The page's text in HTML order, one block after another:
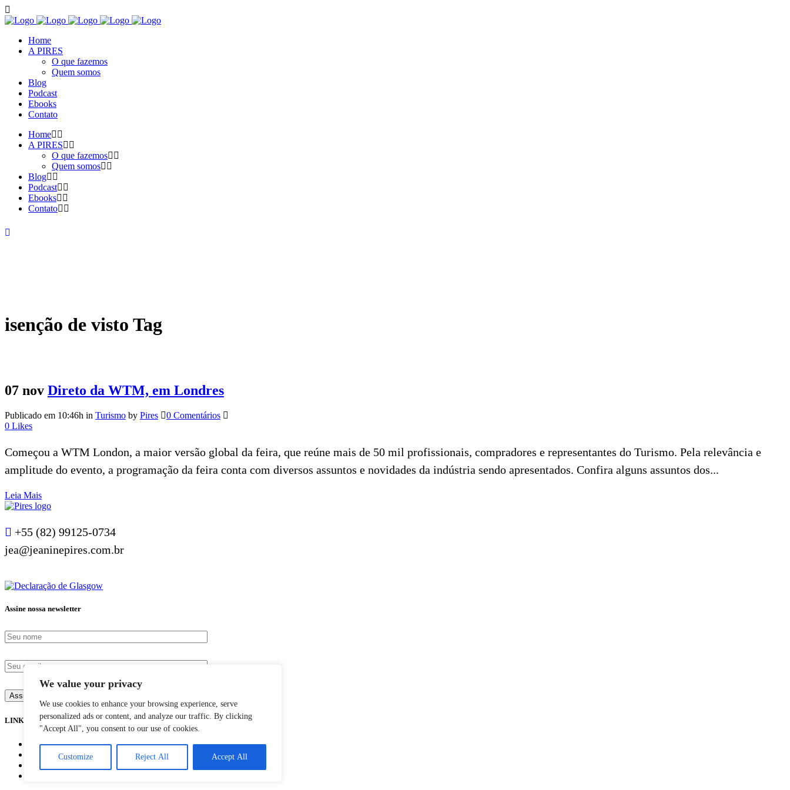
We value your privacy
We use cookies to enhance your browsing experience, serve
personalized ads or content, and analyze our traffic. By clicking
"Accept All", you consent to our use of cookies.
Customize Reject All Accept All
Home
A PIRES
O que fazemos
Quem somos
Blog
Podcast
Ebooks
Contato
Home
A PIRES
O que fazemos
Quem somos
Blog
Podcast
Ebooks
Contato
isenção de visto Tag
07 nov Direto da WTM, em Londres
Publicado em 10:46h in Turismo by Pires
0 Comentários
0 Likes
Começou a WTM London, a maior versão global da feira, que reúne mais de 50 mil profissionais, compradores e representantes do Turismo. Pela relevância e
amplitude do evento, a programação da feira conta com diversos assuntos e novidades da indústria sendo apresentados. Confira alguns assuntos dos...
Leia Mais
+55 (82) 99125-0734
jea@jeaninepires.com.br
Assine nossa newsletter
LINKS
Blog